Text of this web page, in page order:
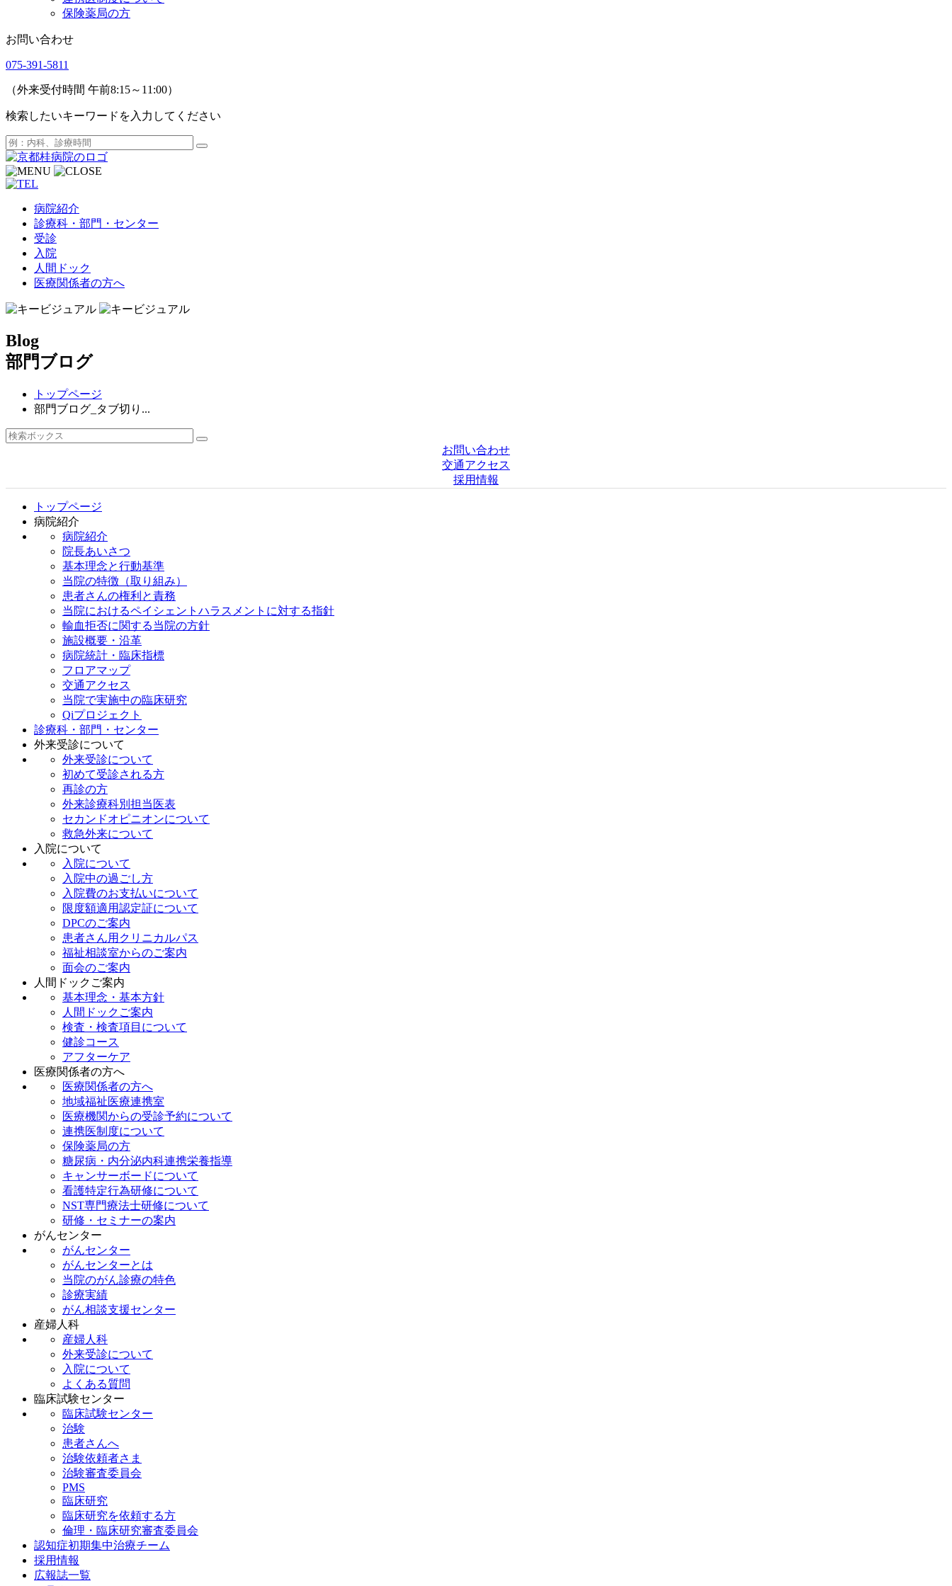
保険薬局の方
お問い合わせ
075-391-5811
（外来受付時間 午前8:15～11:00）
検索したいキーワードを入力してください
病院紹介
診療科・部門・センター
受診
入院
人間ドック
医療関係者の方へ
Blog
部門ブログ
トップページ
部門ブログ_タブ切り...
お問い合わせ
交通アクセス
採用情報
トップページ
病院紹介
病院紹介
院長あいさつ
基本理念と行動基準
当院の特徴（取り組み）
患者さんの権利と責務
当院におけるペイシェントハラスメントに対する指針
輸血拒否に関する当院の方針
施設概要・沿革
病院統計・臨床指標
フロアマップ
交通アクセス
当院で実施中の臨床研究
Qiプロジェクト
診療科・部門・センター
外来受診について
外来受診について
初めて受診される方
再診の方
外来診療科別担当医表
セカンドオピニオンについて
救急外来について
入院について
入院について
入院中の過ごし方
入院費のお支払いについて
限度額適用認定証について
DPCのご案内
患者さん用クリニカルパス
福祉相談室からのご案内
面会のご案内
人間ドックご案内
基本理念・基本方針
人間ドックご案内
検査・検査項目について
健診コース
アフターケア
医療関係者の方へ
医療関係者の方へ
地域福祉医療連携室
医療機関からの受診予約について
連携医制度について
保険薬局の方
糖尿病・内分泌内科連携栄養指導
キャンサーボードについて
看護特定行為研修について
NST専門療法士研修について
研修・セミナーの案内
がんセンター
がんセンター
がんセンターとは
当院のがん診療の特色
診療実績
がん相談支援センター
産婦人科
産婦人科
外来受診について
入院について
よくある質問
臨床試験センター
臨床試験センター
治験
患者さんへ
治験依頼者さま
治験審査委員会
PMS
臨床研究
臨床研究を依頼する方
倫理・臨床研究審査委員会
認知症初期集中治療チーム
採用情報
広報誌一覧